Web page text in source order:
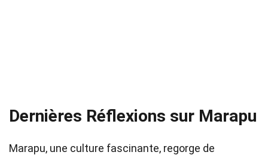
Dernières Réflexions sur Marapu
Marapu, une culture fascinante, regorge de